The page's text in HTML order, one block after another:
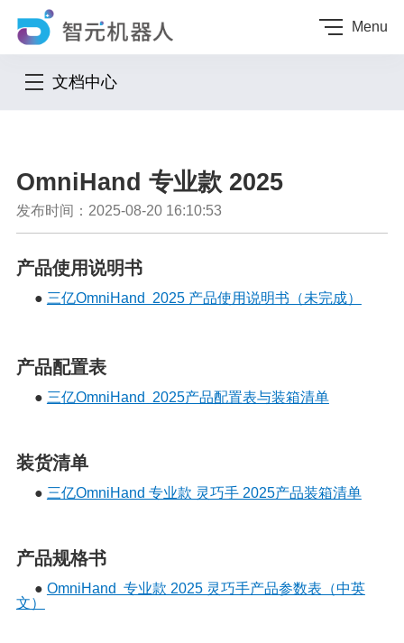
Menu
文档中心
OmniHand 专业款 2025
发布时间：2025-08-20 16:10:53
产品使用说明书
● 三亿OmniHand 2025 产品使用说明书（未完成）
产品配置表
● 三亿OmniHand 2025产品配置表与装箱清单
装货清单
● 三亿OmniHand 专业款 灵巧手 2025产品装箱清单
产品规格书
● OmniHand 专业款 2025 灵巧手产品参数表（中英
文）